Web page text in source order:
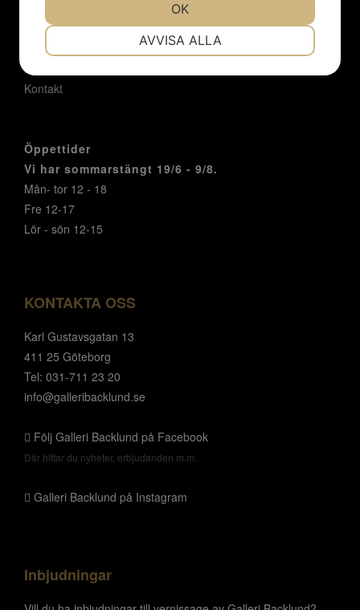
Cookies
Om oss
Nyheter
Kontakt
Öppettider
Vi har sommarstängt 19/6 - 9/8.
Mån- tor 12 - 18
Fre 12-17
Lör - sön 12-15
KONTAKTA OSS
Karl Gustavsgatan 13
411 25 Göteborg
Tel: 031-711 23 20
info@galleribacklund.se
Följ Galleri Backlund på Facebook
Där hittar du nyheter, erbjudanden m.m.
Galleri Backlund på Instagram
Inbjudningar
AVVISA ALLA
OK